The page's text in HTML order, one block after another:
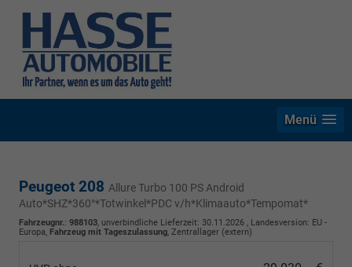
Menü
Peugeot 208 Allure Turbo 100 PS Android
Auto*SHZ*360°*Totwinkel*PDC v/h*Klimaauto*Tempomat*
Fahrzeugnr.: 988103, unverbindliche Lieferzeit: 30.11.2026 , Landesversion: EU -
Europa, Fahrzeug mit Tageszulassung, Zentrallager (extern)